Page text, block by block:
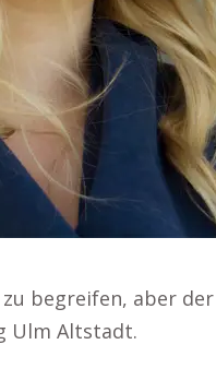
begreifen, aber
Ulm Altstadt.